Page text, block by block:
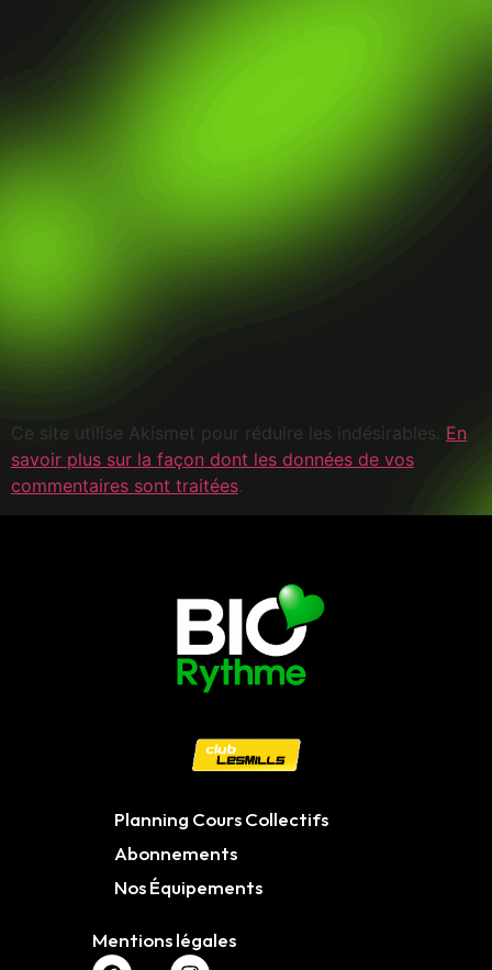
Ce site utilise Akismet pour réduire les indésirables. En
savoir plus sur la façon dont les données de vos
commentaires sont traitées.
Planning Cours Collectifs
Abonnements
Nos Équipements
Mentions légales